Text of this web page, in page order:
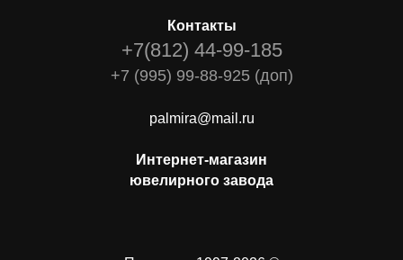
Контакты
+7(812) 44-99-185
+7 (995) 99-88-925 (доп)
palmira@mail.ru
Интернет-магазин
ювелирного завода